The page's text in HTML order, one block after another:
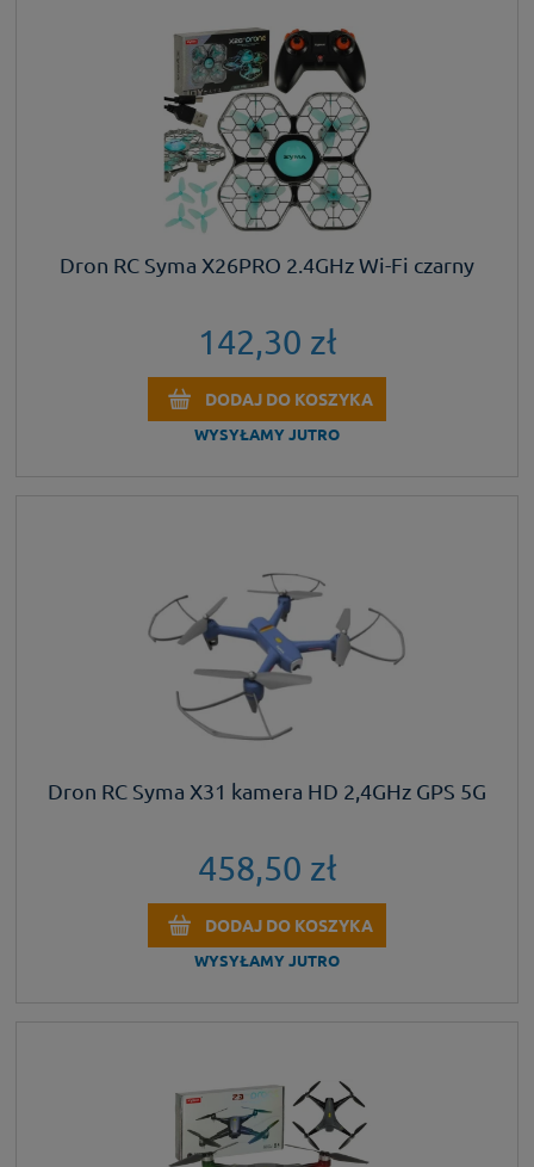
Dron RC Syma X26PRO 2.4GHz Wi-Fi czarny
142,30 zł
DODAJ DO KOSZYKA
WYSYŁAMY JUTRO
Dron RC Syma X31 kamera HD 2,4GHz GPS 5G
458,50 zł
DODAJ DO KOSZYKA
WYSYŁAMY JUTRO